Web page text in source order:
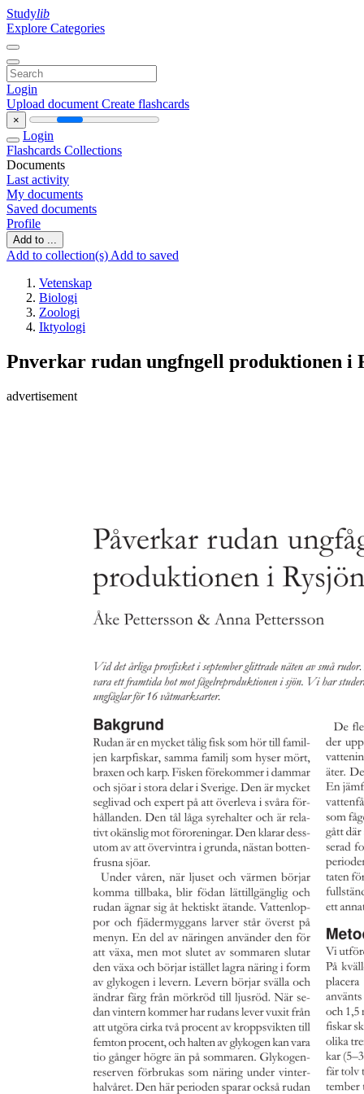
Studylib
Explore Categories
Login
Upload document Create flashcards
×
Login
Flashcards Collections
Documents
Last activity
My documents
Saved documents
Profile
Add to ...
Add to collection(s) Add to saved
Vetenskap
Biologi
Zoologi
Iktyologi
Pnverkar rudan ungfngell produktionen i
advertisement